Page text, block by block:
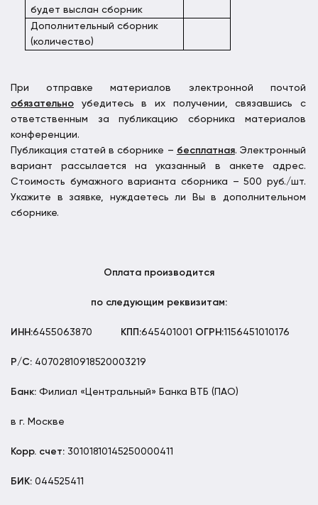
будет выслан сборник
Дополнительный сборник
(количество)
При отправке материалов электронной почтой
обязательно убедитесь в их получении, связавшись с
ответственным за публикацию сборника материалов
конференции.
Публикация статей в сборнике – бесплатная. Электронный
вариант рассылается на указанный в анкете адрес.
Стоимость бумажного варианта сборника – 500 руб./шт.
Укажите в заявке, нуждаетесь ли Вы в дополнительном
сборнике.
Оплата производится
по следующим реквизитам:
ИНН:6455063870 КПП:645401001 ОГРН:1156451010176
Р/С: 40702810918520003219
Банк: Филиал «Центральный» Банка ВТБ (ПАО)
в г. Москве
Корр. счет: 30101810145250000411
БИК: 044525411